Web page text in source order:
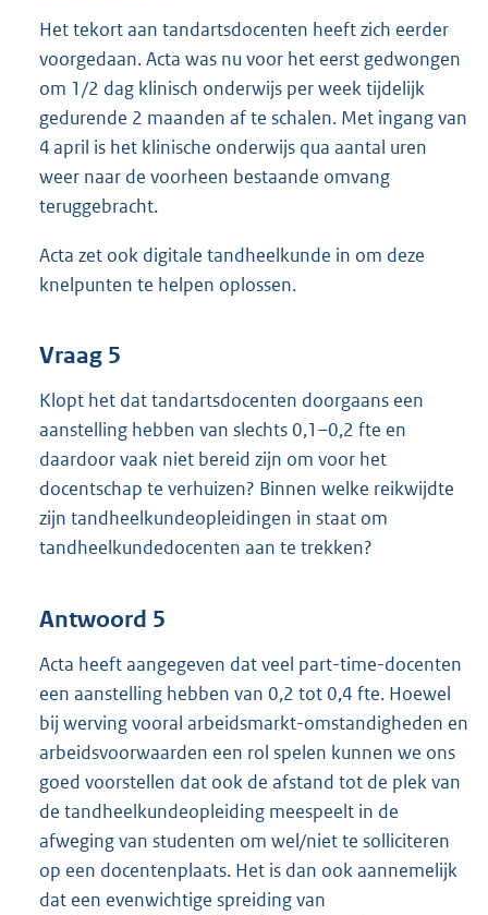
Het tekort aan tandartsdocenten heeft zich eerder
voorgedaan. Acta was nu voor het eerst gedwongen
om 1/2 dag klinisch onderwijs per week tijdelijk
gedurende 2 maanden af te schalen. Met ingang van
4 april is het klinische onderwijs qua aantal uren
weer naar de voorheen bestaande omvang
teruggebracht.
Acta zet ook digitale tandheelkunde in om deze
knelpunten te helpen oplossen.
Vraag 5
Klopt het dat tandartsdocenten doorgaans een
aanstelling hebben van slechts 0,1–0,2 fte en
daardoor vaak niet bereid zijn om voor het
docentschap te verhuizen? Binnen welke reikwijdte
zijn tandheelkundeopleidingen in staat om
tandheelkundedocenten aan te trekken?
Antwoord 5
Acta heeft aangegeven dat veel part-time-docenten
een aanstelling hebben van 0,2 tot 0,4 fte. Hoewel
bij werving vooral arbeidsmarkt-omstandigheden en
arbeidsvoorwaarden een rol spelen kunnen we ons
goed voorstellen dat ook de afstand tot de plek van
de tandheelkundeopleiding meespeelt in de
afweging van studenten om wel/niet te solliciteren
op een docentenplaats. Het is dan ook aannemelijk
dat een evenwichtige spreiding van